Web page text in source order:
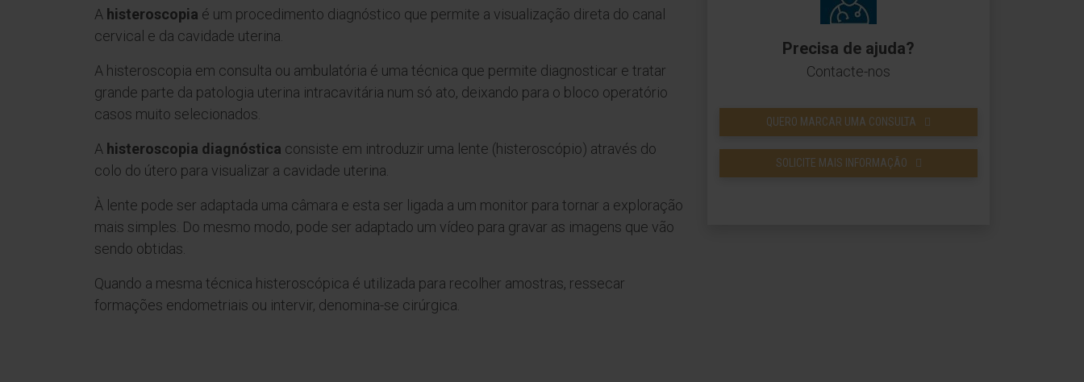
A histeroscopia é um procedimento diagnóstico que permite a visualização direta do canal
cervical e da cavidade uterina.
A histeroscopia em consulta ou ambulatória é uma técnica que permite diagnosticar e tratar
grande parte da patologia uterina intracavitária num só ato, deixando para o bloco operatório
casos muito selecionados.
A histeroscopia diagnóstica consiste em introduzir uma lente (histeroscópio) através do
colo do útero para visualizar a cavidade uterina.
À lente pode ser adaptada uma câmara e esta ser ligada a um monitor para tornar a exploração
mais simples. Do mesmo modo, pode ser adaptado um vídeo para gravar as imagens que vão
sendo obtidas.
Quando a mesma técnica histeroscópica é utilizada para recolher amostras, ressecar
formações endometriais ou intervir, denomina-se cirúrgica.
Precisa de ajuda?
Contacte-nos
QUERO MARCAR UMA CONSULTA
SOLICITE MAIS INFORMAÇÃO